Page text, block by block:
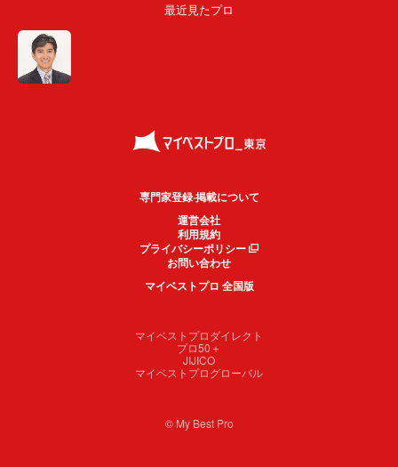
最近見たプロ
専門家登録·掲載について
運営会社
利用規約
プライバシーポリシー
お問い合わせ
マイベストプロ 全国版
マイベストプロダイレクト
プロ50＋
JIJICO
マイベストプログローバル
© My Best Pro